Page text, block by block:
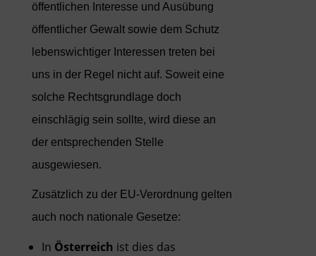
öffentlichen Interesse und Ausübung
öffentlicher Gewalt sowie dem Schutz
lebenswichtiger Interessen treten bei
uns in der Regel nicht auf. Soweit eine
solche Rechtsgrundlage doch
einschlägig sein sollte, wird diese an
der entsprechenden Stelle
ausgewiesen.
Zusätzlich zu der EU-Verordnung gelten
auch noch nationale Gesetze:
In Österreich ist dies das